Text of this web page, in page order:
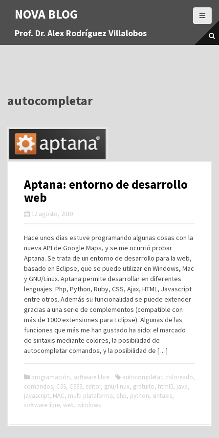
a
NOVA BLOG
Prof. Dr. Alex Rodríguez Villalobos
autocompletar
Aptana: entorno de desarrollo
web
12 agosto, 2010
Hace unos días estuve programando algunas cosas con la
nueva API de Google Maps, y se me ocurrió probar
Aptana. Se trata de un entorno de desarrollo para la web,
basado en Eclipse, que se puede utilizar en Windows, Mac
y GNU/Linux. Aptana permite desarrollar en diferentes
lenguajes: Php, Python, Ruby, CSS, Ajax, HTML, Javascript
entre otros. Además su funcionalidad se puede extender
gracias a una serie de complementos (compatible con
más de 1000 extensiones para Eclipse). Algunas de las
funciones que más me han gustado ha sido: el marcado
de sintaxis mediante colores, la posibilidad de
autocompletar comandos, y la posibilidad de […]
programación, software libre autocompletar, coloreado,
comandos, CSS, CSS3, editor, gnu/linux, gratuito, html5, java,
javascript, MAC, multi plataforma, php, python, sintaxis,
software libre, web, windows